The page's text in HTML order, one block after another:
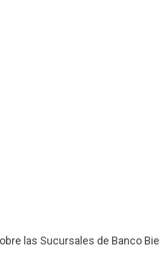
las Sucursales de Banco